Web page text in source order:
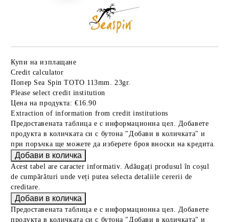
Купи на изплащане
Credit calculator
Попер Sea Spin TOTO 113mm. 23gr.
Please select credit institution
Цена на продукта: €16.90
Extraction of information from credit institutions
Предоставената таблица е с информационна цел. Добавете
продукта в количката си с бутона "Добави в количката" и
при поръчка ще можете да изберете броя вноски на кредита.
Acest tabel are caracter informativ. Adăugați produsul în coșul
de cumpărături unde veți putea selecta detaliile cererii de
creditare.
Предоставената таблица е с информационна цел. Добавете
продукта в количката си с бутона "Добави в количката" и